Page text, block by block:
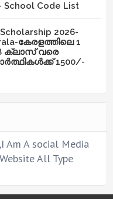
School Code List
2026-
കേരളത്തിലെ 1
ക്ലാസ് വരെ
1500/-
Am A social Media
All Type